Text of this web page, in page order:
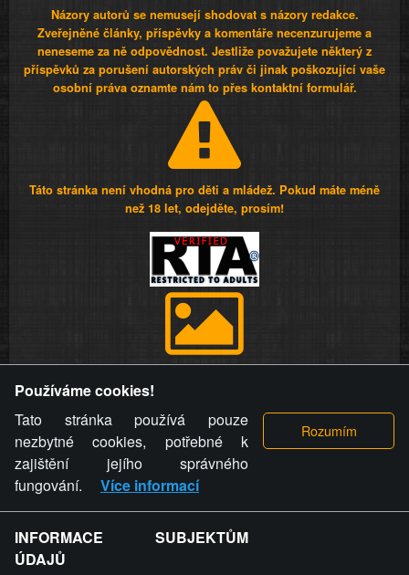
Názory autorů se nemusejí shodovat s názory redakce.
Zveřejněné články, příspěvky a komentáře necenzurujeme a
neneseme za ně odpovědnost. Jestliže považujete některý z
příspěvků za porušení autorských práv či jinak poškozující vaše
osobní práva oznamte nám to přes kontaktní formulář.
Táto stránka není vhodná pro děti a mládež. Pokud máte méně
než 18 let, odejděte, prosím!
videa a komentáře. Osoba, které se toto opatření provozovatele
stránky týče, ani osoba, která umístila fotografii nebo video na
stránku, nemůže z důvodu odstranění fotografie, videa nebo
komentáře pro výše uvedenou okolnost uplatnit vůči
provozovateli stránky žádný nárok na náhradu škody nebo
nemajetkové újmy.
ZVRÁCENÝ.CZ - Svět není zvrácenej. To jen
Používáme cookies!
Tato stránka používá pouze
nezbytné cookies, potřebné k
zajištění jejího správného
fungování.
Více informací
INFORMACE SUBJEKTŮM
ÚDAJŮ